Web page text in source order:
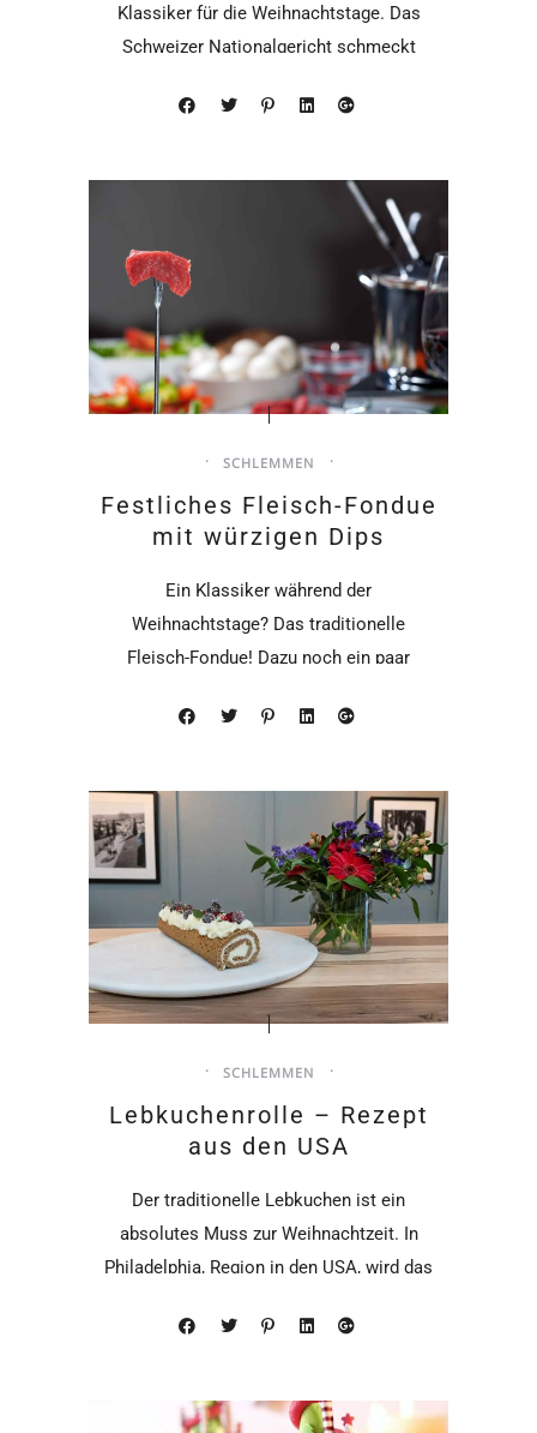
Klassiker für die Weihnachtstage. Das
Schweizer Nationalgericht schmeckt
SCHLEMMEN
Festliches Fleisch-Fondue
mit würzigen Dips
Ein Klassiker während der
Weihnachtstage? Das traditionelle
Fleisch-Fondue! Dazu noch ein paar
SCHLEMMEN
Lebkuchenrolle – Rezept
aus den USA
Der traditionelle Lebkuchen ist ein
absolutes Muss zur Weihnachtzeit. In
Philadelphia, Region in den USA, wird das